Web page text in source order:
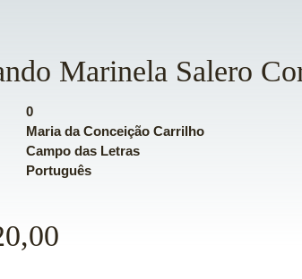
Marinela Salero
0
Maria da Conceição Carrilho
Campo das Letras
Português